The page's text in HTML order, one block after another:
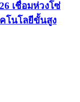
เชื่อมห่วงโซ่
โนโลยีขั้นสูง